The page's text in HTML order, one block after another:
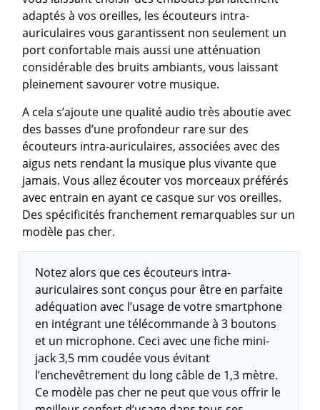
adaptés à vos oreilles, les écouteurs intra-
auriculaires vous garantissent non seulement un
port confortable mais aussi une atténuation
considérable des bruits ambiants, vous laissant
pleinement savourer votre musique.
A cela s’ajoute une qualité audio très aboutie avec
des basses d’une profondeur rare sur des
écouteurs intra-auriculaires, associées avec des
aigus nets rendant la musique plus vivante que
jamais. Vous allez écouter vos morceaux préférés
avec entrain en ayant ce casque sur vos oreilles.
Des spécificités franchement remarquables sur un
modèle pas cher.
Notez alors que ces écouteurs intra-
auriculaires sont conçus pour être en parfaite
adéquation avec l’usage de votre smartphone
en intégrant une télécommande à 3 boutons
et un microphone. Ceci avec une fiche mini-
jack 3,5 mm coudée vous évitant
l’enchevêtrement du long câble de 1,3 mètre.
Ce modèle pas cher ne peut que vous offrir le